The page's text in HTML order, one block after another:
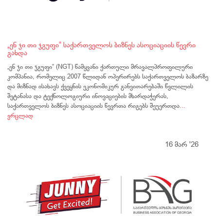
„ენ ჯი თი ჯგუფი“ საქართველოს ბიზნეს ასოციაციის წევრი
გახდა
„ენ ჯი თი ჯგუფი“ (NGT) წამყვანი ქართული მრავალპროფილური
კომპანია, რომელიც 2007 წლიდან ოპერირებს საქართველოს ბაზარზე
და მიზნად ისახავს ქვეყნის ეკონომიკურ განვითარებაში წვლილის
შეტანასა და ტექნოლოგიური ინოვაციების მხარდაჭერას,
საქართველოს ბიზნეს ასოციაციის წევრთა რიგებს შეუერთდა...
ვრცლად
16 მარ '26